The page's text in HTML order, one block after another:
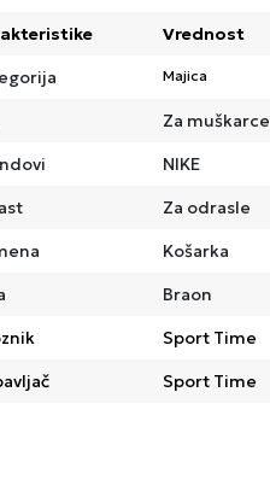
Vrednost
Majica
Za muškarce
NIKE
Za odrasle
Košarka
Braon
Sport Time
Sport Time